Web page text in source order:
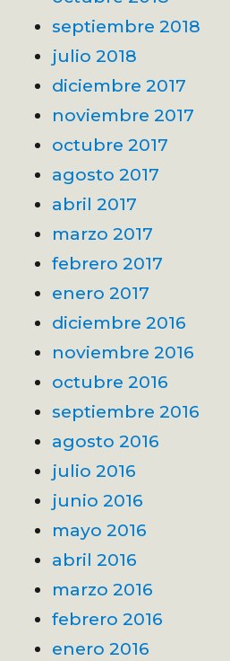
septiembre 2018
julio 2018
diciembre 2017
noviembre 2017
octubre 2017
agosto 2017
abril 2017
marzo 2017
febrero 2017
enero 2017
diciembre 2016
noviembre 2016
octubre 2016
septiembre 2016
agosto 2016
julio 2016
junio 2016
mayo 2016
abril 2016
marzo 2016
febrero 2016
enero 2016